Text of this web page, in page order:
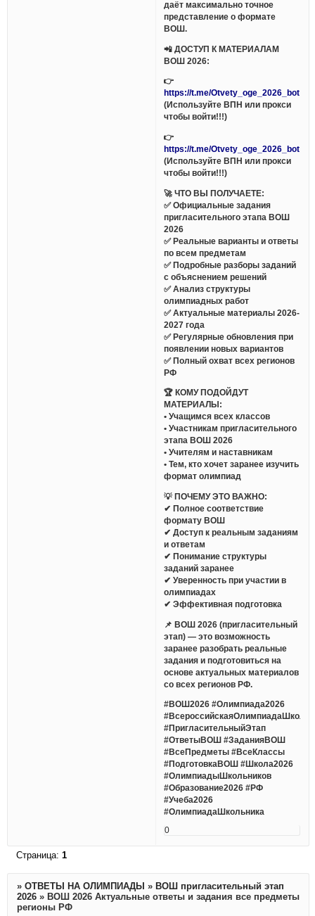
даёт максимально точное
представление о формате
ВОШ.
📲 ДОСТУП К МАТЕРИАЛАМ
ВОШ 2026:
👉
https://t.me/Otvety_oge_2026_bot
(Используйте ВПН или прокси
чтобы войти!!!)
👉
https://t.me/Otvety_oge_2026_bot
(Используйте ВПН или прокси
чтобы войти!!!)
🚀 ЧТО ВЫ ПОЛУЧАЕТЕ:
✅ Официальные задания
пригласительного этапа ВОШ
2026
✅ Реальные варианты и ответы
по всем предметам
✅ Подробные разборы заданий
с объяснением решений
✅ Анализ структуры
олимпиадных работ
✅ Актуальные материалы 2026-
2027 года
✅ Регулярные обновления при
появлении новых вариантов
✅ Полный охват всех регионов
РФ
🏆 КОМУ ПОДОЙДУТ
МАТЕРИАЛЫ:
• Учащимся всех классов
• Участникам пригласительного
этапа ВОШ 2026
• Учителям и наставникам
• Тем, кто хочет заранее изучить
формат олимпиад
💡 ПОЧЕМУ ЭТО ВАЖНО:
✔ Полное соответствие
формату ВОШ
✔ Доступ к реальным заданиям
и ответам
✔ Понимание структуры
заданий заранее
✔ Уверенность при участии в
олимпиадах
✔ Эффективная подготовка
📌 ВОШ 2026 (пригласительный
этап) — это возможность
заранее разобрать реальные
задания и подготовиться на
основе актуальных материалов
со всех регионов РФ.
#ВОШ2026 #Олимпиада2026
#ПригласительныйЭтап
#ОтветыВОШ #ЗаданияВОШ
#ВсеПредметы #ВсеКлассы
#ПодготовкаВОШ #Школа2026
#ОлимпиадыШкольников
#Образование2026 #РФ
#Учеба2026
#ОлимпиадаШкольника
0
Страница: 1
» ОТВЕТЫ НА ОЛИМПИАДЫ » ВОШ пригласительный этап
2026 » ВОШ 2026 Актуальные ответы и задания все предметы
регионы РФ